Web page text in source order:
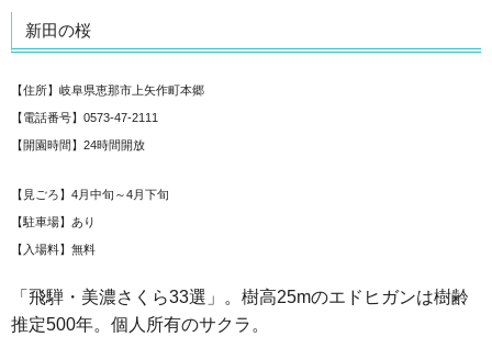
新田の桜
【住所】岐阜県恵那市上矢作町本郷
【電話番号】0573-47-2111
【開園時間】24時間開放
【見ごろ】4月中旬～4月下旬
【駐車場】あり
【入場料】無料
「飛騨・美濃さくら33選」。樹高25mのエドヒガンは樹齢
推定500年。個人所有のサクラ。